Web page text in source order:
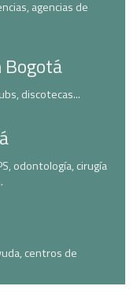
agencias de
Bogotá
discotecas...
odontología, cirugía
centros de